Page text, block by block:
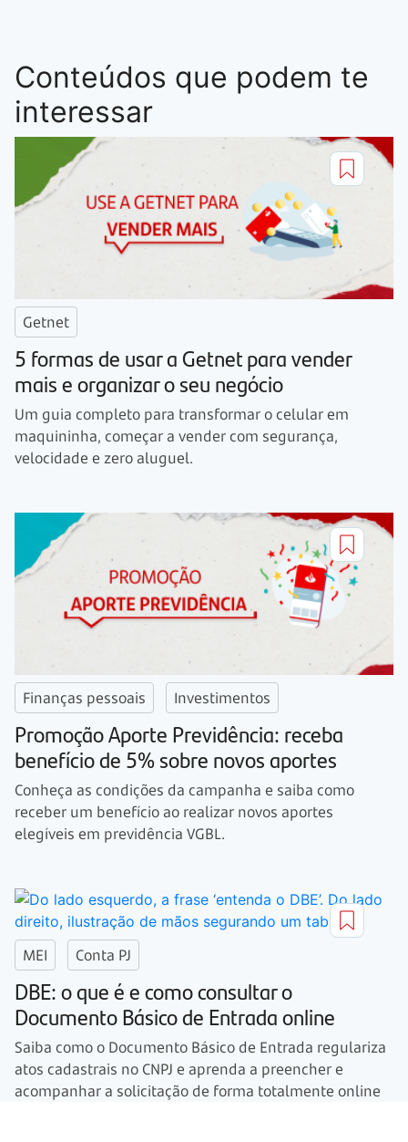
Conteúdos que podem te
interessar
Getnet
5 formas de usar a Getnet para vender
mais e organizar o seu negócio
Um guia completo para transformar o celular em
maquininha, começar a vender com segurança,
velocidade e zero aluguel.
Finanças pessoais Investimentos
Promoção Aporte Previdência: receba
benefício de 5% sobre novos aportes
Conheça as condições da campanha e saiba como
receber um benefício ao realizar novos aportes
elegíveis em previdência VGBL.
MEI Conta PJ
DBE: o que é e como consultar o
Documento Básico de Entrada online
Saiba como o Documento Básico de Entrada regulariza
atos cadastrais no CNPJ e aprenda a preencher e
acompanhar a solicitação de forma totalmente online